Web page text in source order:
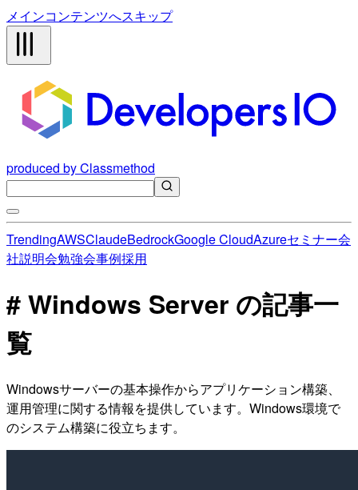
メインコンテンツへスキップ
produced by Classmethod
TrendingAWSClaudeBedrockGoogle CloudAzureセミナー会
社説明会勉強会事例採用
# Windows Server の記事一
覧
Windowsサーバーの基本操作からアプリケーション構築、
運用管理に関する情報を提供しています。Windows環境で
のシステム構築に役立ちます。